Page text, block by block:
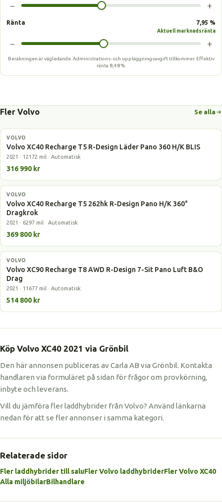
− +
Ränta 7,95 %
Aktuell marknadsränta
− +
Beräkningen är vägledande. Administrations- och uppläggningsavgift tillkommer. Effektiv
ränta 8,48 %.
Fler Volvo Se alla
Laddhybrid
VOLVO
Volvo XC40 Recharge T5 R-Design Läder Pano 360 H/K BLIS
2021 · 12172 mil · Automatisk
316 990 kr
Laddhybrid
VOLVO
Volvo XC40 Recharge T5 262hk R-Design Pano H/K 360°
Dragkrok
2021 · 6297 mil · Automatisk
369 800 kr
Laddhybrid
VOLVO
Volvo XC90 Recharge T8 AWD R-Design 7-Sit Pano Luft B&O
Drag
2021 · 11677 mil · Automatisk
514 800 kr
Köp Volvo XC40 2021 via Grönbil
Den här annonsen publiceras av Carla AB via Grönbil. Kontakta
handlaren via formuläret på sidan för frågor om provkörning,
inbyte och leverans.
Vill du jämföra fler laddhybrider från Volvo? Använd länkarna
nedan för att se fler annonser i samma kategori.
Relaterade sidor
Fler laddhybrider till saluFler Volvo laddhybriderFler Volvo XC40
Alla miljöbilarBilhandlare